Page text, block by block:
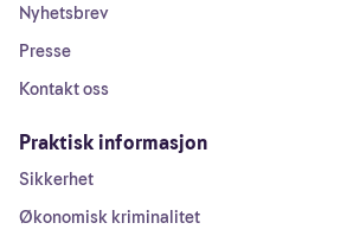
Nyhetsbrev
Presse
Kontakt oss
Praktisk informasjon
Sikkerhet
Økonomisk kriminalitet